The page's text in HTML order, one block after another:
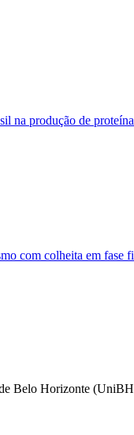
na produção de
com colheita em fase
Belo Horizonte